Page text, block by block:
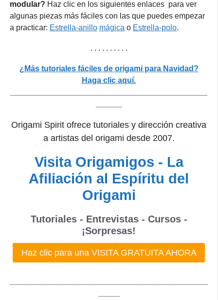
modular? Haz clic en los siguientes enlaces para ver
algunas piezas más fáciles con las que puedes empezar
a practicar: Estrella-anillo mágica o Estrella-polo.
. . . . . . . . . .
¿Más tutoriales fáciles de origami para Navidad?
Haga clic aquí.
Origami Spirit ofrece tutoriales y dirección creativa
a artistas del origami desde 2007.
Visita Origamigos - La
Afiliación al Espíritu del
Origami
Tutoriales - Entrevistas - Cursos -
¡Sorpresas!
Haz clic para una VISITA GRATUITA AHORA